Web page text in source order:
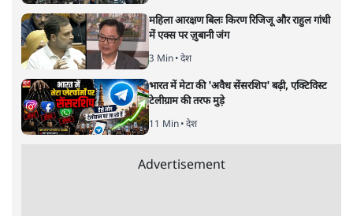
सबरीमला: अनुयायियों को अंधविश्वास,
पाखंडों से मुक्त करें धर्मगुरु
विचार| डॉ. वेद प्रताप वैदिक|